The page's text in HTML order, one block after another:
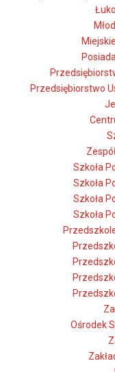
Przedsiębiorstwo
Szkoła
Szkoła
Szkoła
Szkoła
Ośrodek